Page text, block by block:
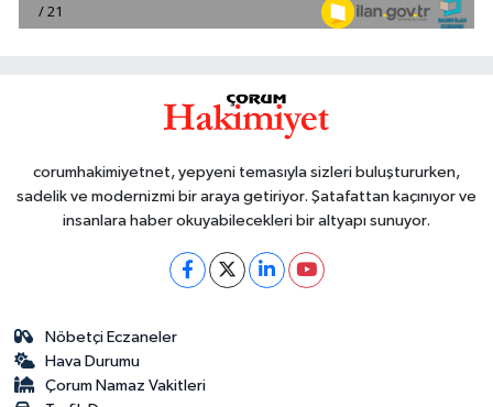
corumhakimiyetnet, yepyeni temasıyla sizleri buluştururken,
sadelik ve modernizmi bir araya getiriyor. Şatafattan kaçınıyor ve
insanlara haber okuyabilecekleri bir altyapı sunuyor.
Nöbetçi Eczaneler
Hava Durumu
Çorum Namaz Vakitleri